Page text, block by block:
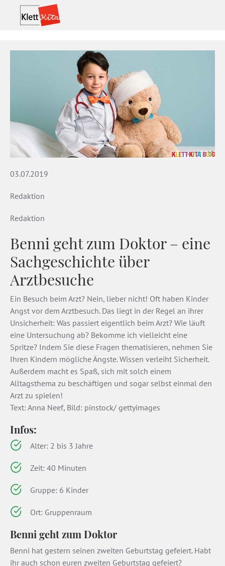
03.07.2019
Redaktion
Redaktion
Benni geht zum Doktor – eine
Sachgeschichte über
Arztbesuche
Ein Besuch beim Arzt? Nein, lieber nicht! Oft haben Kinder
Angst vor dem Arztbesuch. Das liegt in der Regel an ihrer
Unsicherheit: Was passiert eigentlich beim Arzt? Wie läuft
eine Untersuchung ab? Bekomme ich vielleicht eine
Spritze? Indem Sie diese Fragen thematisieren, nehmen Sie
Ihren Kindern mögliche Ängste. Wissen verleiht Sicherheit.
Außerdem macht es Spaß, sich mit solch einem
Alltagsthema zu beschäftigen und sogar selbst einmal den
Arzt zu spielen!
Text: Anna Neef, Bild: pinstock/ gettyimages
Infos:
Alter: 2 bis 3 Jahre
Zeit: 40 Minuten
Gruppe: 6 Kinder
Ort: Gruppenraum
Benni geht zum Doktor
Benni hat gestern seinen zweiten Geburtstag gefeiert. Habt
ihr auch schon euren zweiten Geburtstag gefeiert?